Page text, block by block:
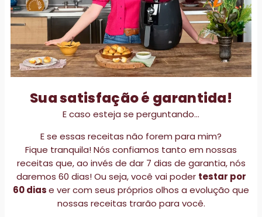
Sua satisfação é garantida!
E caso esteja se perguntando…
E se essas receitas não forem para mim?
Fique tranquila! Nós confiamos tanto em nossas
receitas que, ao invés de dar 7 dias de garantia, nós
daremos 60 dias! Ou seja, você vai poder testar por
60 diase ver com seus próprios olhos a evolução que
nossas receitas trarão para você.